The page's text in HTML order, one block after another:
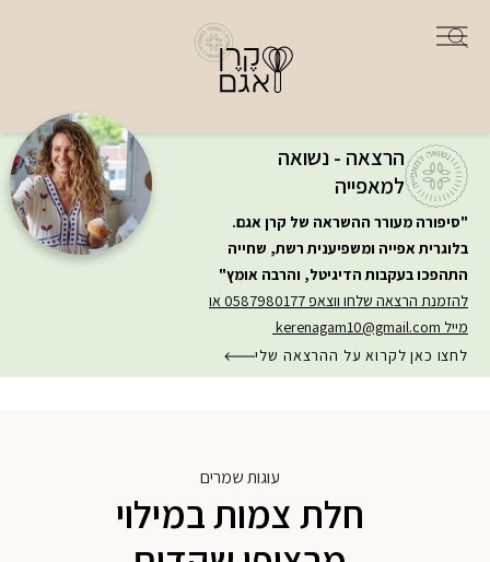
הרצאה - נשואה
למאפייה
"סיפורה מעורר ההשראה של קרן אגם.
בלוגרית אפייה ומשפיענית רשת, שחייה
התהפכו בעקבות הדיגיטל, והרבה אומץ"
להזמנת הרצאה שלחו ווצאפ 0587980177 או
מייל kerenagam10@gmail.com
לחצו כאן לקרוא על ההרצאה שלי
עוגות שמרים
חלת צמות במילוי